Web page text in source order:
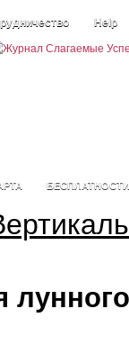
Help
БЕСПЛАТНОСТИ